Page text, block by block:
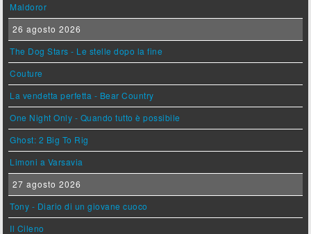
Maldoror
26 agosto 2026
The Dog Stars - Le stelle dopo la fine
Couture
La vendetta perfetta - Bear Country
One Night Only - Quando tutto è possibile
Ghost: 2 Big To Rig
Limoni a Varsavia
27 agosto 2026
Tony - Diario di un giovane cuoco
Il Cileno